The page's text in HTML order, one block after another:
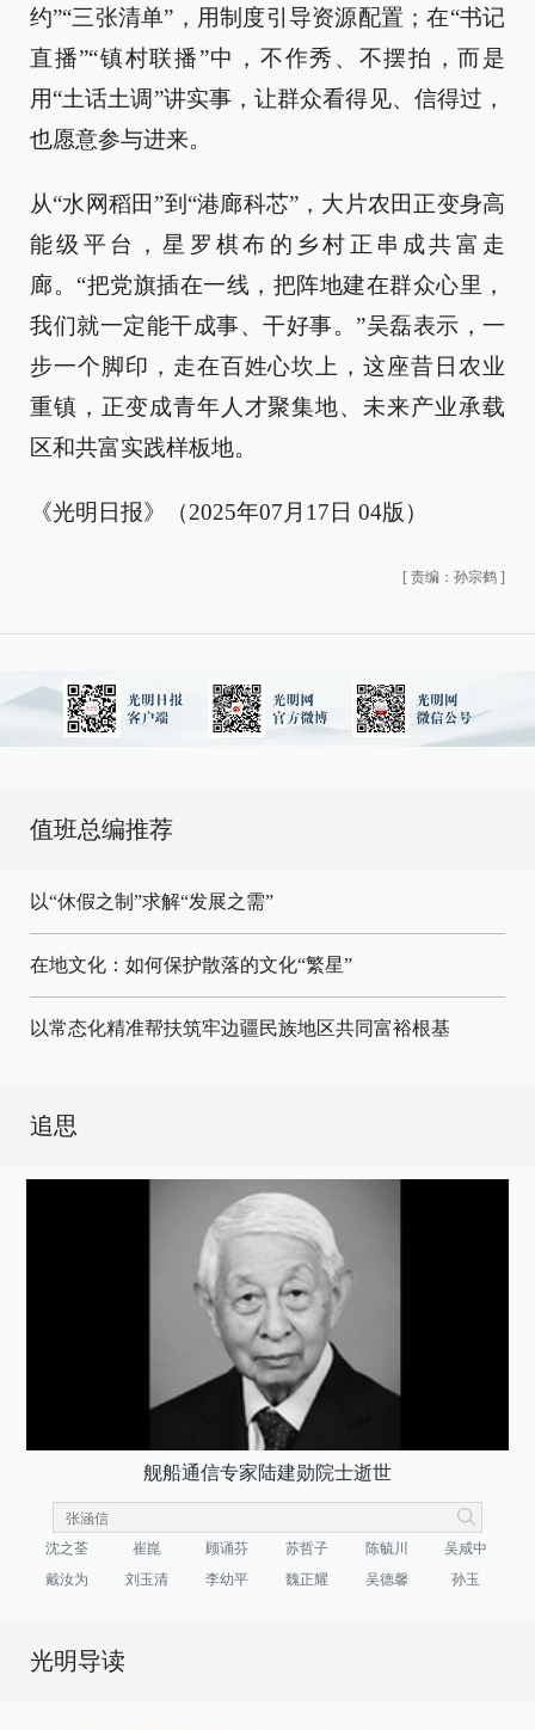
约”“三张清单”，用制度引导资源配置；在“书记
直播”“镇村联播”中，不作秀、不摆拍，而是
用“土话土调”讲实事，让群众看得见、信得过，
也愿意参与进来。
从“水网稻田”到“港廊科芯”，大片农田正变身高
能级平台，星罗棋布的乡村正串成共富走
廊。“把党旗插在一线，把阵地建在群众心里，
我们就一定能干成事、干好事。”吴磊表示，一
步一个脚印，走在百姓心坎上，这座昔日农业
重镇，正变成青年人才聚集地、未来产业承载
区和共富实践样板地。
《光明日报》（2025年07月17日 04版）
[ 责编：孙宗鹤 ]
值班总编推荐
以“休假之制”求解“发展之需”
在地文化：如何保护散落的文化“繁星”
以常态化精准帮扶筑牢边疆民族地区共同富裕根基
追思
舰船通信专家陆建勋院士逝世
沈之荃 崔崑 顾诵芬 苏哲子 陈毓川
吴咸中
戴汝为
刘玉清 李幼平 魏正耀 吴德馨 孙玉
光明导读